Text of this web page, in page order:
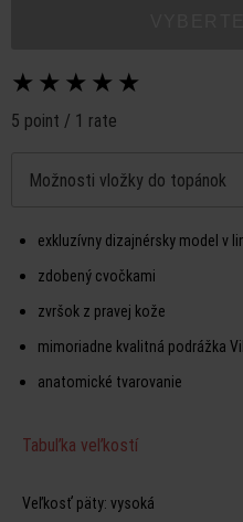
★ ★ ★ ★ ★
5 point / 1 rate
Možnosti vložky do topánok
exkluzívny dizajnérsky model v
zdobený cvočkami
zvršok z pravej kože
mimoriadne kvalitná podrážka
anatomické tvarovanie
Tabuľka veľkostí
Veľkosť päty: vysoká